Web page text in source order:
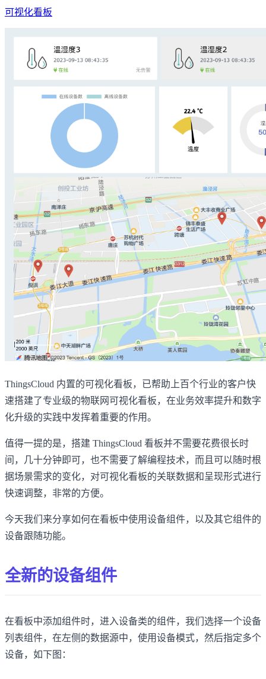
可视化看板
ThingsCloud 内置的可视化看板，已帮助上百个行业的客户快
速搭建了专业级的物联网可视化看板，在业务效率提升和数字
化升级的实践中发挥着重要的作用。
值得一提的是，搭建 ThingsCloud 看板并不需要花费很长时
间，几十分钟即可，也不需要了解编程技术，而且可以随时根
据场景需求的变化，对可视化看板的关联数据和呈现形式进行
快速调整，非常的方便。
今天我们来分享如何在看板中使用设备组件，以及其它组件的
设备跟随功能。
全新的设备组件
在看板中添加组件时，进入设备类的组件，我们选择一个设备
列表组件，在左侧的数据源中，使用设备模式，然后指定多个
设备，如下图：